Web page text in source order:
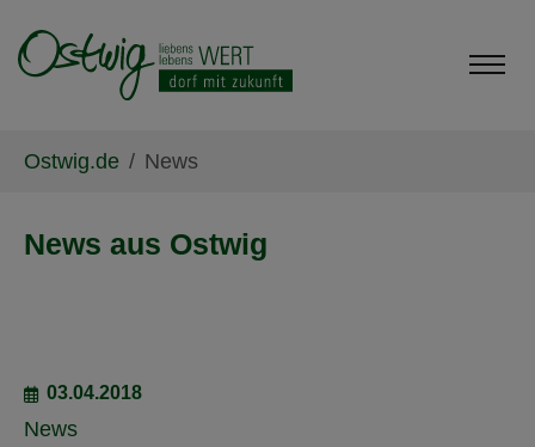
Ostwig.de News
News aus Ostwig
03.04.2018
News